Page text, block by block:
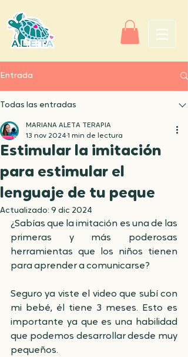
Entrada
Todas las entradas
Estimular la imitación
para estimular el
lenguaje de tu peque
MARIANA ALETA TERAPIA
13 nov 2024 1 min de lectura
Actualizado: 9 dic 2024
¿Sabías que la imitación es una de las
primeras y más poderosas
herramientas que los niños tienen
para aprender a comunicarse?
Seguro ya viste el video que subí con
mi bebé, él tiene 3 meses. Esto es
importante ya que es una habilidad
que podemos desarrollar desde muy
pequeños.